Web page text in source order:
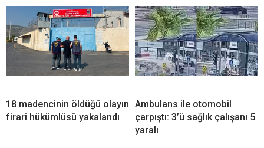
18 madencinin öldüğü olayın
firari hükümlüsü yakalandı
Ambulans ile otomobil
çarpıştı: 3’ü sağlık çalışanı 5
yaralı